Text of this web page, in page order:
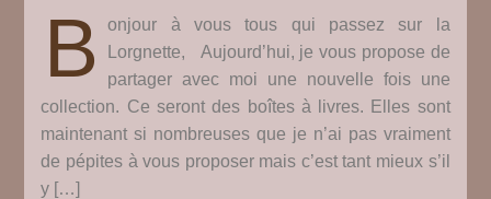
B
onjour à vous tous qui passez sur la
Lorgnette, Aujourd’hui, je vous propose de
partager avec moi une nouvelle fois une
collection. Ce seront des boîtes à livres. Elles sont
maintenant si nombreuses que je n’ai pas vraiment
de pépites à vous proposer mais c’est tant mieux s’il
y […]